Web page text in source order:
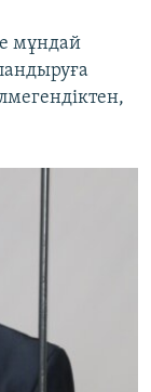
мұндай